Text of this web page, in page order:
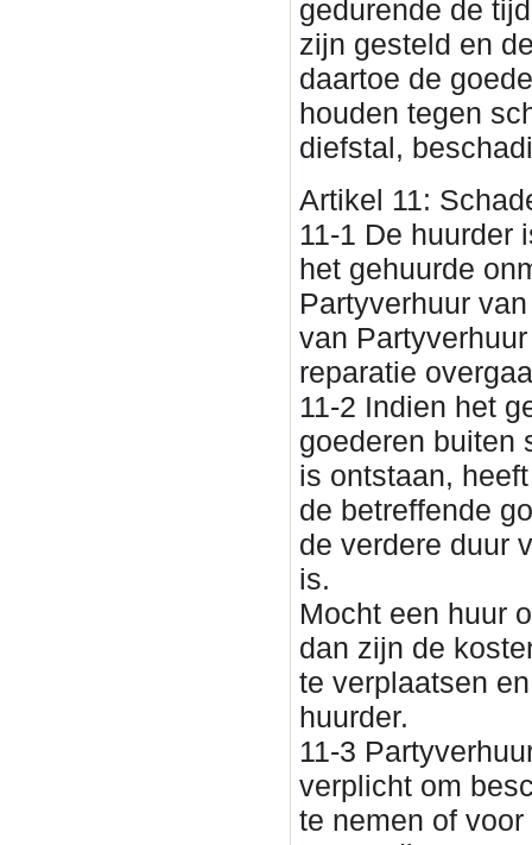
gedurende de
zijn gesteld en
daartoe de
houden tegen
diefstal,
Artikel 11:
11-1 De huurder
het gehuurde
Partyverhuur
van
reparatie
11-2 Indien het
goederen buiten
is ontstaan,
de betreffende
de verdere duur
is.
Mocht een huur
dan zijn de
te verplaatsen
huurder.
11-3
verplicht om
te nemen of